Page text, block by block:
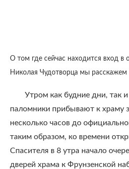
О том где сейчас находится вход в
Николая Чудотворца мы расскажем
Утром как будние дни, так
паломники прибывают к храму
несколько часов до
таким образом, ко времени
Спасителя в 8 утра начало
дверей храма к Фрунзенской